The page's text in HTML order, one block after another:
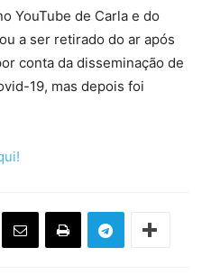
YouTube de Carla e do
a ser retirado do ar após
conta da disseminação de
19, mas depois foi